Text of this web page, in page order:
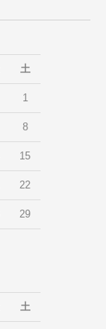
土
1
8
15
22
29
土